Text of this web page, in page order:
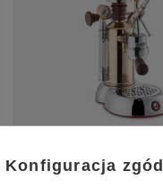
Konfiguracja zgód